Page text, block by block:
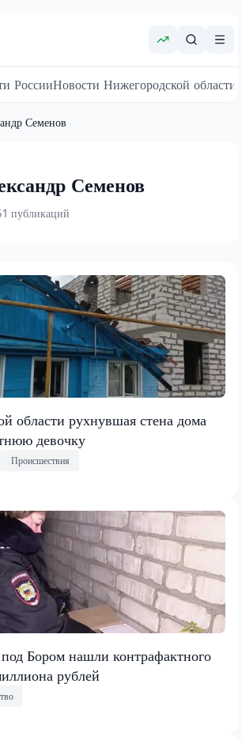
РоссииНовости Нижегородской области
Семенов
Семенов
публикаций
области рухнувшая стена дома
девочку
Происшествия
Бором нашли контрафактного
рублей